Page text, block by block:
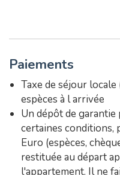
Paiements
Taxe de séjour
espèces à l arrivée
Un dépôt de
certaines conditions,
Euro (espèces,
restituée au départ
l'appartement. Il ne